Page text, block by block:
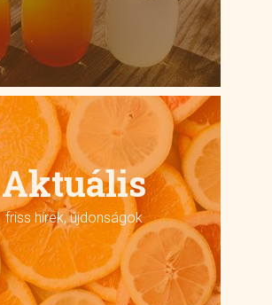
Aktuális
friss hírek, újdonságok